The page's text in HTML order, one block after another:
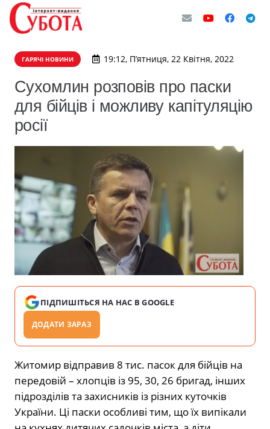
ГАРЯЧІ НОВИНИ 19:12, П’ятниця, 22 Квітня, 2022
Сухомлин розповів про паски
для бійців і можливу капітуляцію
росії
ПІДПИШІТЬСЯ НА НАС В GOOGLE
ДОДАТИ ЗАРАЗ
Житомир відправив 8 тис. пасок для бійців на
передовій – хлопців із 95, 30, 26 бригад, інших
підрозділів та захисників із різних куточків
України. Ці паски особливі тим, що їх випікали